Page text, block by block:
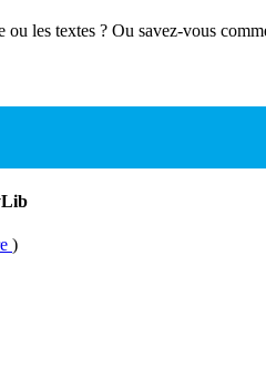
ou les textes ? Ou savez-vous
)